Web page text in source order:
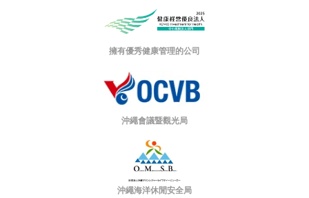
擁有優秀健康管理的公司
沖繩會議暨觀光局
沖繩海洋休閒安全局